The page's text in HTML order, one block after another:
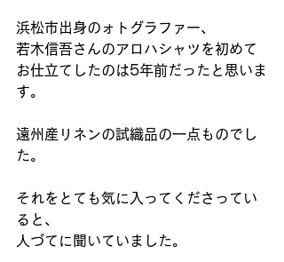
浜松市出身のォトグラファー、
若木信吾さんのアロハシャツを初めて
お仕立てしたのは5年前だったと思いま
す。
遠州産リネンの試織品の一点ものでし
た。
それをとても気に入ってくださってい
ると、
人づてに聞いていました。